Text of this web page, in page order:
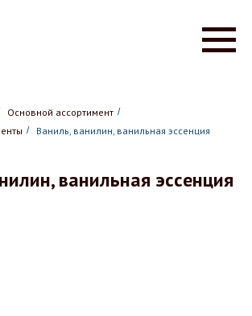
Основной ассортимент /
/ Ваниль, ванилин, ванильная эссенция
ванильная эссенция